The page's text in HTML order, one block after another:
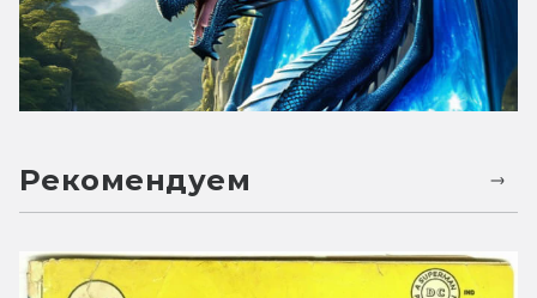
Рекомендуем